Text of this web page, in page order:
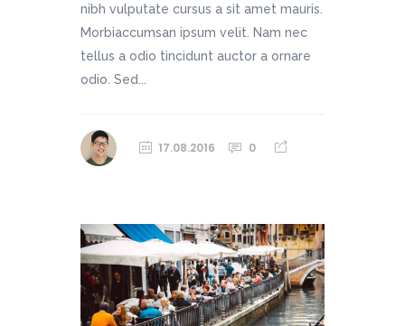
nibh vulputate cursus a sit amet mauris.
Morbiaccumsan ipsum velit. Nam nec
tellus a odio tincidunt auctor a ornare
odio. Sed...
17.08.2016 0